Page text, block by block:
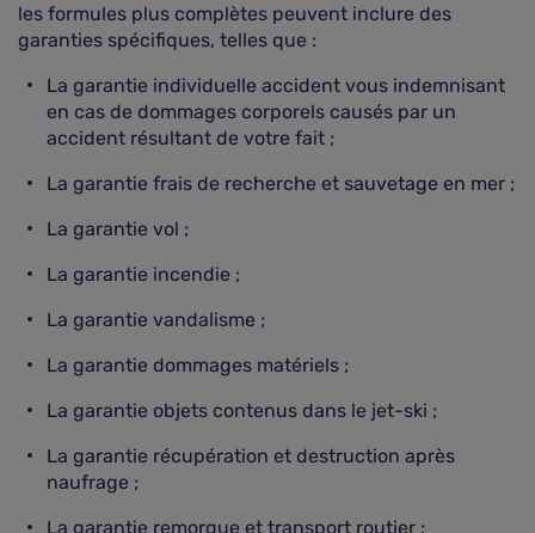
les formules plus complètes peuvent inclure des
garanties spécifiques, telles que :
La garantie individuelle accident vous indemnisant
en cas de dommages corporels causés par un
accident résultant de votre fait ;
La garantie frais de recherche et sauvetage en mer ;
La garantie vol ;
La garantie incendie ;
La garantie vandalisme ;
La garantie dommages matériels ;
La garantie objets contenus dans le jet-ski ;
La garantie récupération et destruction après
naufrage ;
La garantie remorque et transport routier ;